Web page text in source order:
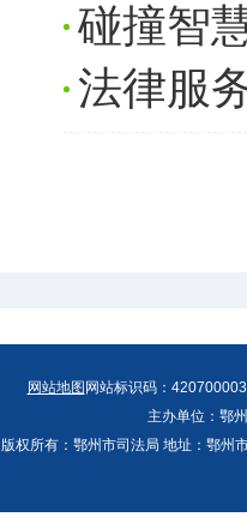
碰撞智
法律服
网站地图 网站标识码：
主办单位：鄂
版权所有：鄂州市司法局 地址：鄂州